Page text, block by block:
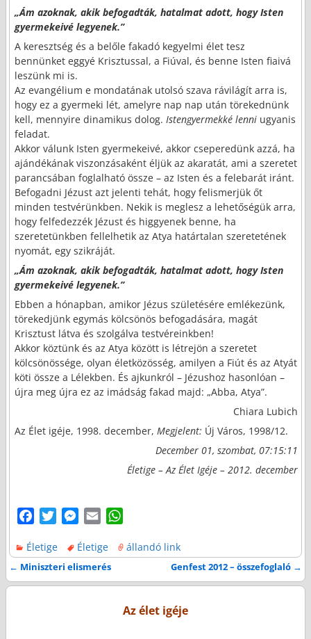
„Ám azoknak, akik befogadták, hatalmat adott, hogy Isten
gyermekeivé legyenek.”
A keresztség és a belőle fakadó kegyelmi élet tesz
bennünket eggyé Krisztussal, a Fiúval, és benne Isten fiaivá
leszünk mi is.
Az evangélium e mondatának utolsó szava rávilágít arra is,
hogy ez a gyermeki lét, amelyre nap nap után törekednünk
kell, mennyire dinamikus dolog. Istengyermekké lenniugyanis
feladat.
Akkor válunk Isten gyermekeivé, akkor cseperedünk azzá, ha
ajándékának viszonzásaként éljük az akaratát, ami a szeretet
parancsában foglalható össze – az Isten és a felebarát iránt.
Befogadni Jézust azt jelenti tehát, hogy felismerjük őt
minden testvérünkben. Nekik is meglesz a lehetőségük arra,
hogy felfedezzék Jézust és higgyenek benne, ha
szeretetünkben fellelhetik az Atya határtalan szeretetének
nyomát, egy szikráját.
„Ám azoknak, akik befogadták, hatalmat adott, hogy Isten
gyermekeivé legyenek.”
Ebben a hónapban, amikor Jézus születésére emlékezünk,
törekedjünk egymás kölcsönös befogadására, magát
Krisztust látva és szolgálva testvéreinkben!
Akkor köztünk és az Atya között is létrejön a szeretet
kölcsönössége, olyan életközösség, amilyen a Fiút és az Atyát
köti össze a Lélekben. És ajkunkról – Jézushoz hasonlóan –
újra meg újra ez az imádság fakad majd: „Abba, Atya”.
Chiara Lubich
Az Élet igéje, 1998. december, Megjelent: Új Város, 1998/12.
December 01, szombat, 07:15:11
Életige – Az Élet Igéje – 2012. december
c
e
b
i
t
t
M
s
s
e
a
i
l
a
s
p
Életige Életige állandó link
Bejegyzés navigáció
← Miniszteri elismerés Genfest 2012 – összefoglaló →
Az élet igéje